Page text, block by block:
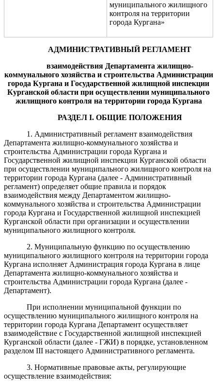
муниципального жилищного
контроля на территории
города Кургана»
АДМИНИСТРАТИВНЫЙ РЕГЛАМЕНТ
взаимодействия Департамента жилищно-
коммунального хозяйства и строительства Администрации
города Кургана и Государственной жилищной инспекции
Курганской области при осуществлении муниципального
жилищного контроля на территории города Кургана
РАЗДЕЛ I. ОБЩИЕ ПОЛОЖЕНИЯ
1. Административный регламент взаимодействия
Департамента жилищно-коммунального хозяйства и
строительства Администрации города Кургана и
Государственной жилищной инспекции Курганской области
при осуществлении муниципального жилищного контроля на
территории города Кургана (далее - Административный
регламент) определяет общие правила и порядок
взаимодействия между Департаментом жилищно-
коммунального хозяйства и строительства Администрации
города Кургана и Государственной жилищной инспекцией
Курганской области при организации и осуществлении
муниципального жилищного контроля.
2. Муниципальную функцию по осуществлению
муниципального жилищного контроля на территории города
Кургана исполняет Администрация города Кургана в лице
Департамента жилищно-коммунального хозяйства и
строительства Администрации города Кургана (далее -
Департамент).
При исполнении муниципальной функции по
осуществлению муниципального жилищного контроля на
территории города Кургана Департамент осуществляет
взаимодействие с Государственной жилищной инспекцией
Курганской области (далее - ГЖИ) в порядке, установленном
разделом III настоящего Административного регламента.
3. Нормативные правовые акты, регулирующие
осуществление взаимодействия: